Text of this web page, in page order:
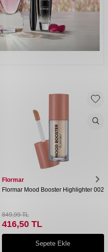
Flormar
Flormar Mood Booster Highlighter 002
849,99TL
416,50TL
Sepete Ekle